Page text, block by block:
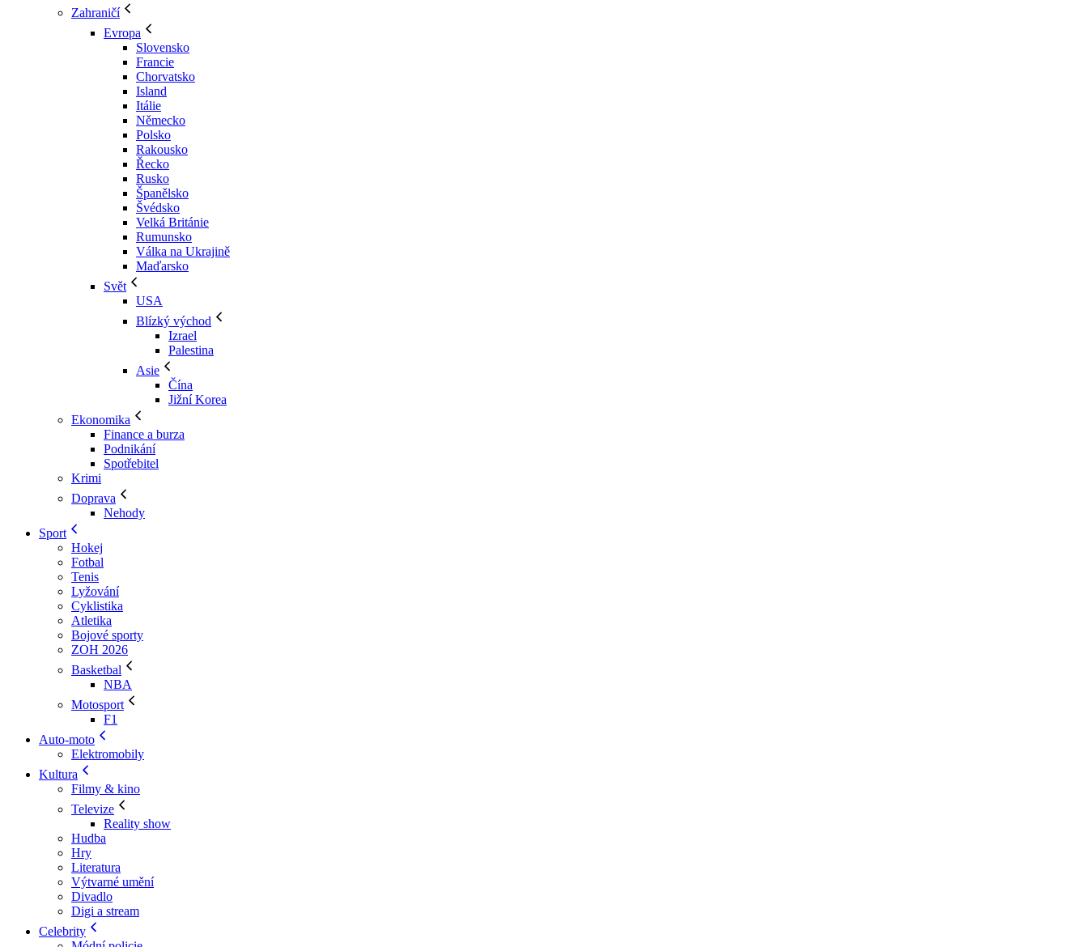
Zahraničí
Evropa
Slovensko
Francie
Chorvatsko
Island
Itálie
Německo
Polsko
Rakousko
Řecko
Rusko
Španělsko
Švédsko
Velká Británie
Rumunsko
Válka na Ukrajině
Maďarsko
Svět
USA
Blízký východ
Izrael
Palestina
Asie
Čína
Jižní Korea
Ekonomika
Finance a burza
Podnikání
Spotřebitel
Krimi
Doprava
Nehody
Sport
Hokej
Fotbal
Tenis
Lyžování
Cyklistika
Atletika
Bojové sporty
ZOH 2026
Basketbal
NBA
Motosport
F1
Auto-moto
Elektromobily
Kultura
Filmy & kino
Televize
Reality show
Hudba
Hry
Literatura
Výtvarné umění
Divadlo
Digi a stream
Celebrity